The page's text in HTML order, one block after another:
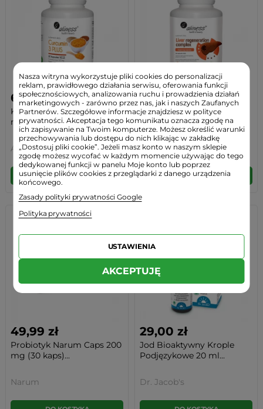
64,90 zł
Kurkumina + Piperyna 500
mg Kurkuma...
Aliness
DO KOSZYKA
77,90 zł
Ostropest Plamisty +
Sylimaryna +...
Aliness
DO KOSZYKA
49,99 zł
Probiotyk Narum Caps 200
mg (30 kaps)...
Narum
29,00 zł
Jod Bioaktywny Krople
Podjęzykowe 20 ml...
Dr. Jacob's
Nasza witryna wykorzystuje pliki cookies do personalizacji
reklam, prawidłowego działania serwisu, oferowania funkcji
społecznościowych, analizowania ruchu i prowadzienia działań
marketingowych - zarówno przez nas, jak i naszych Zaufanych
Partnerów. Szczegółowe informacje znajdziesz w polityce
prywatności. Akceptacja tego komunikatu oznacza zgodę na
ich zapisywanie na Twoim komputerze. Możesz określić warunki
przechowywania lub dostępu do nich klikając w zakładkę
„Dostosuj pliki cookie”. Jeżeli masz konto w naszym sklepie
zgodę możesz wycofać w każdym momencie używając do tego
dedykowanej funkcji w panelu Moje konto lub poprzez
usunięcie plików cookies z przeglądarki z danego urządzenia
końcowego.
Zasady polityki prywatności Google
Polityka prywatności
USTAWIENIA
AKCEPTUJĘ